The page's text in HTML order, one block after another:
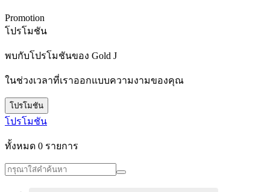
Promotion
โปรโมชัน
พบกับโปรโมชันของ Gold J
ในช่วงเวลาที่เราออกแบบความงามของคุณ
โปรโมชัน
โปรโมชัน
ทั้งหมด 0 รายการ